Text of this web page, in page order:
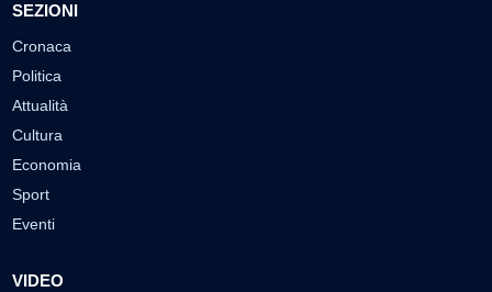
SEZIONI
Cronaca
Politica
Attualità
Cultura
Economia
Sport
Eventi
VIDEO